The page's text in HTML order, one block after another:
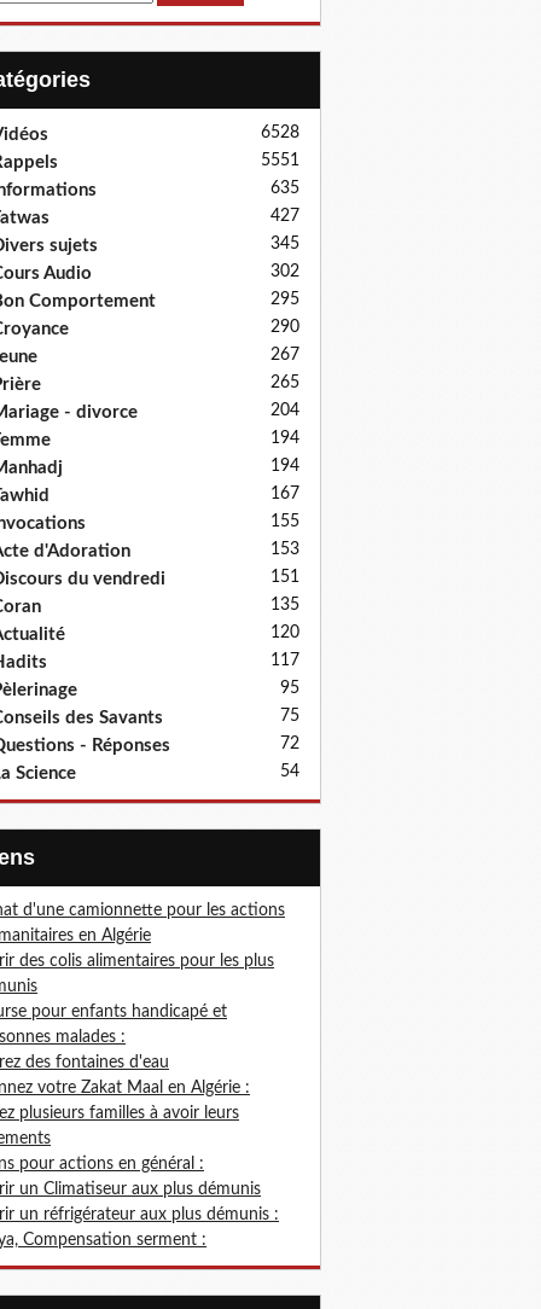
6528
5551
635
427
sujets 345
Audio 302
Comportement 295
290
267
265
- divorce 204
194
194
167
155
d'Adoration 153
du vendredi 151
135
120
117
95
des Savants 75
- Réponses 72
Science 54
d'une camionnette pour les actions
en Algérie
des colis alimentaires pour les plus
pour enfants handicapé et
malades :
des fontaines d'eau
votre Zakat Maal en Algérie :
plusieurs familles à avoir leurs
pour actions en général :
un Climatiseur aux plus démunis
un réfrigérateur aux plus démunis :
Compensation serment :